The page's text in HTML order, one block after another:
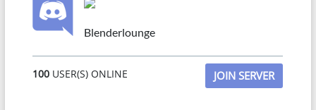
Blenderlounge
100 USER(S) ONLINE JOIN SERVER